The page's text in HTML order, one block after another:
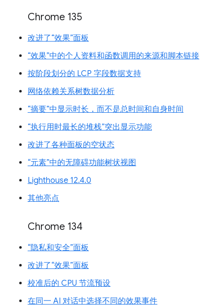
Chrome 135
改进了“效果”面板
“效果”中的个人资料和函数调用的来源和脚本链接
按阶段划分的 LCP 字段数据支持
网络依赖关系树数据分析
“摘要”中显示时长，而不是总时间和自身时间
“执行用时最长的堆栈”突出显示功能
改进了各种面板的空状态
“元素”中的无障碍功能树状视图
Lighthouse 12.4.0
其他亮点
Chrome 134
“隐私和安全”面板
改进了“效果”面板
校准后的 CPU 节流预设
在同一 AI 对话中选择不同的效果事件